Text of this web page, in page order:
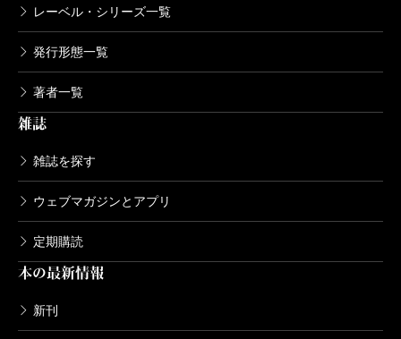
レーベル・シリーズ一覧
発行形態一覧
著者一覧
雑誌
雑誌を探す
ウェブマガジンとアプリ
定期購読
本の最新情報
新刊